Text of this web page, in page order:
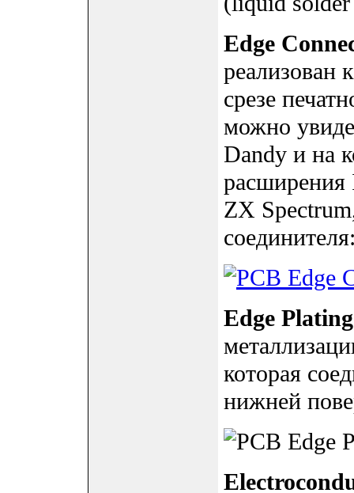
Edge
реализован
срезе
можно
Dandy и на
расширения
ZX
Edge Plating
которая
нижней